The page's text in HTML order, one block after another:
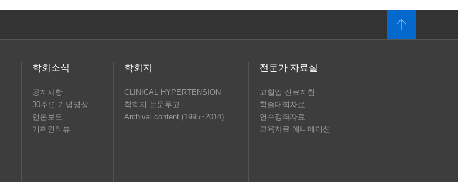
학회소식
공지사항
30주년 기념영상
언론보도
기획인터뷰
학회지
CLINICAL HYPERTENSION
학회지 논문투고
Archival content (1995~2014)
전문가 자료실
고혈압 진료지침
학술대회자료
연수강좌자료
교육자료 애니메이션